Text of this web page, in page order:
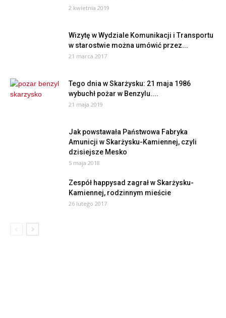
2 kwietnia 2019
Wizytę w Wydziale Komunikacji i Transportu
w starostwie można umówić przez...
21 marca 2017
Tego dnia w Skarżysku: 21 maja 1986
wybuchł pożar w Benzylu....
21 maja 2019
Jak powstawała Państwowa Fabryka
Amunicji w Skarżysku-Kamiennej, czyli
dzisiejsze Mesko
5 maja 2018
Zespół happysad zagrał w Skarżysku-
Kamiennej, rodzinnym mieście
26 lutego 2017